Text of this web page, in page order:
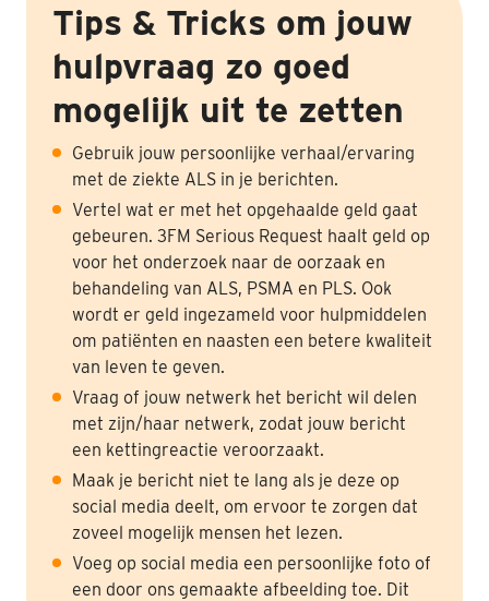
Tips & Tricks om jouw
hulpvraag zo goed
mogelijk uit te zetten
Gebruik jouw persoonlijke verhaal/ervaring
met de ziekte ALS in je berichten.
Vertel wat er met het opgehaalde geld gaat
gebeuren. 3FM Serious Request haalt geld op
voor het onderzoek naar de oorzaak en
behandeling van ALS, PSMA en PLS. Ook
wordt er geld ingezameld voor hulpmiddelen
om patiënten en naasten een betere kwaliteit
van leven te geven.
Vraag of jouw netwerk het bericht wil delen
met zijn/haar netwerk, zodat jouw bericht
een kettingreactie veroorzaakt.
Maak je bericht niet te lang als je deze op
social media deelt, om ervoor te zorgen dat
zoveel mogelijk mensen het lezen.
Voeg op social media een persoonlijke foto of
een door ons gemaakte afbeelding toe. Dit